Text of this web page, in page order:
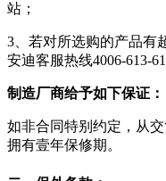
站；
3、若对所选购的产品有
安迪客服热线4006-613-
制造厂商给予如下保证：
如非合同特别约定，从
拥有壹年保修期。